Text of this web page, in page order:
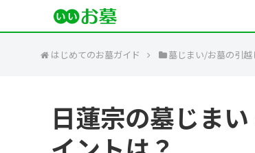
はじめてのお墓ガイド 墓じまい/お墓の引越
日蓮宗の墓じま